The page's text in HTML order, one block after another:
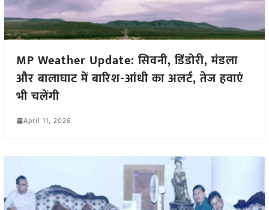
MP Weather Update: सिवनी, डिंडोरी, मंडला
और बालाघाट में बारिश-आंधी का अलर्ट, तेज हवाएं
भी चलेंगी
April 11, 2026